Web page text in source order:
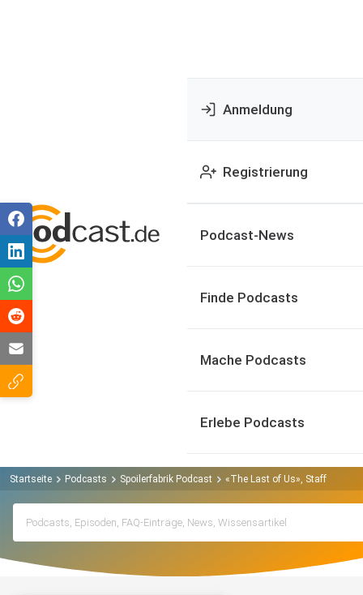
Anmeldung
Registrierung
Podcast-News
Finde Podcasts
Mache Podcasts
Erlebe Podcasts
Startseite Podcasts Spoilerfabrik Podcast «The Last of Us», Staffel 2,